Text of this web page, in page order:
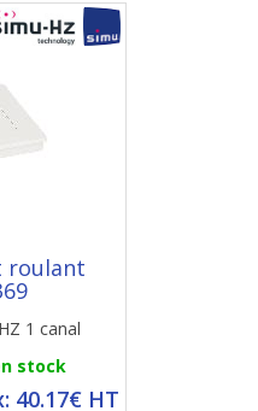
roulant
1 canal
stock
40.17€ HT